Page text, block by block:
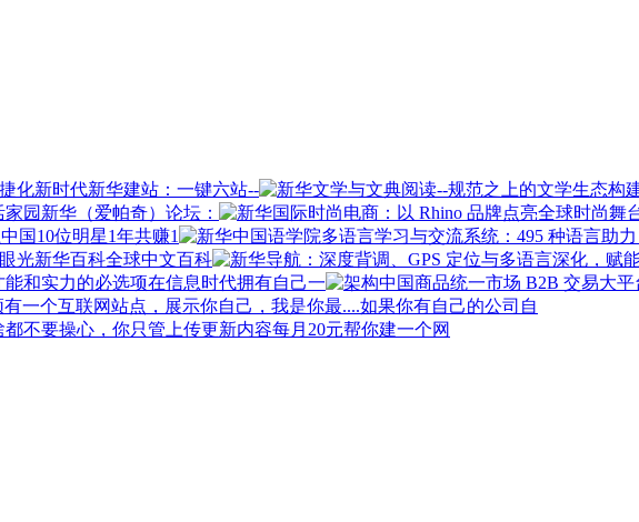
新华建站：一键六站--
新华（爱帕奇）论坛：
中国10位明星1年共赚1
新华百科全球中文百科
在信息时代拥有自己一
如果你有自己的公司自
每月20元帮你建一个网